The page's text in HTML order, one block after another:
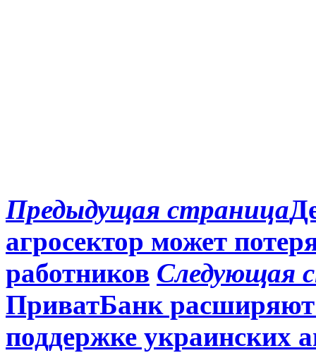
Предыдущая страница
агросектор может
работников Следующая
ПриватБанк расширяют
поддержке украинских